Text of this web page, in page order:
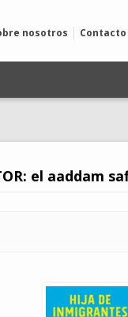
nosotros Contacto
el aaddam